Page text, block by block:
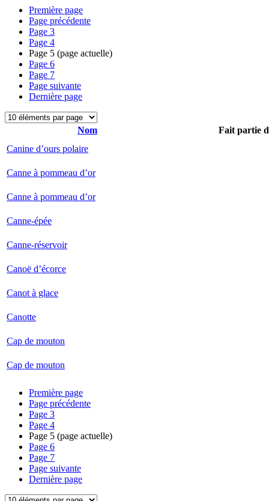
Première page
Page précédente
Page 3
Page 4
Page 5 (page actuelle)
Page 6
Page 7
Page suivante
Dernière page
Nom
Fait partie
Canine d’ours polaire
Canne à pommeau d’or
Canne à pommeau d’or
Canne-épée
Canne-réservoir
Canoë d’écorce
Canot à glace
Canotte
Cap de mouton
Cap de mouton
Première page
Page précédente
Page 3
Page 4
Page 5 (page actuelle)
Page 6
Page 7
Page suivante
Dernière page